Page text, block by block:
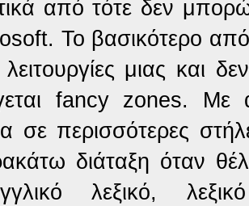
από τότε δεν
Το βασικότερο
λειτουργίες μιας και
fancy zones.
σε περισσότερες
διάταξη όταν
λεξικό,